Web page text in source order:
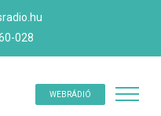
028
WEBRÁDIÓ